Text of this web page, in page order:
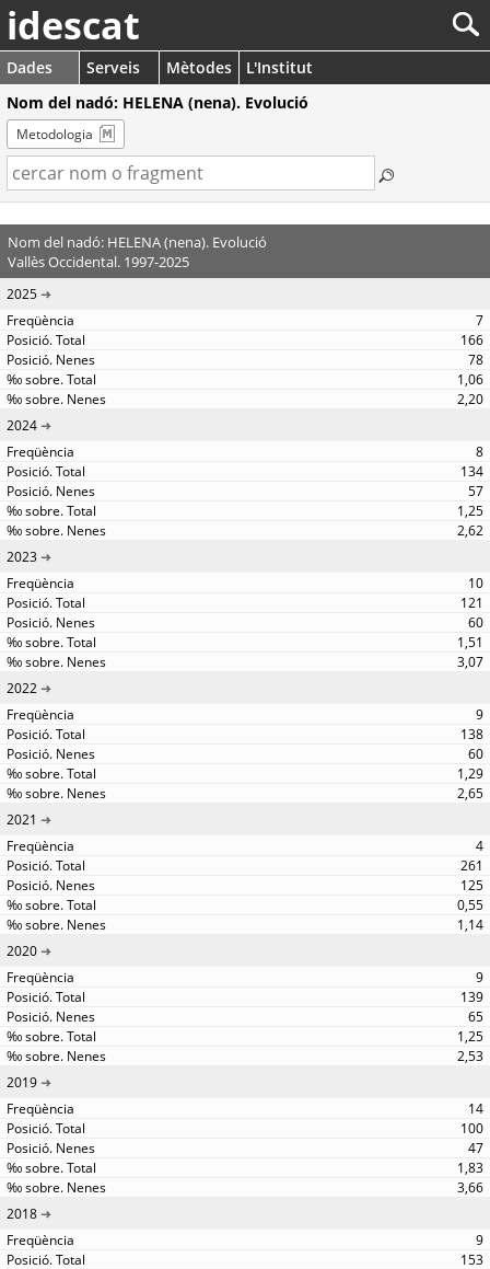
idescat
Dades Serveis Mètodes
L'Institut
Nom del nadó: HELENA (nena). Evolució
Metodologia
Nom del nadó: HELENA (nena). Evolució
Vallès Occidental. 1997-2025
2025
7
166
78
1,06
2,20
2024
8
134
57
1,25
2,62
2023
10
121
60
1,51
3,07
2022
9
138
60
1,29
2,65
2021
4
261
125
0,55
1,14
2020
9
139
65
1,25
2,53
2019
14
100
47
1,83
3,66
2018
9
153